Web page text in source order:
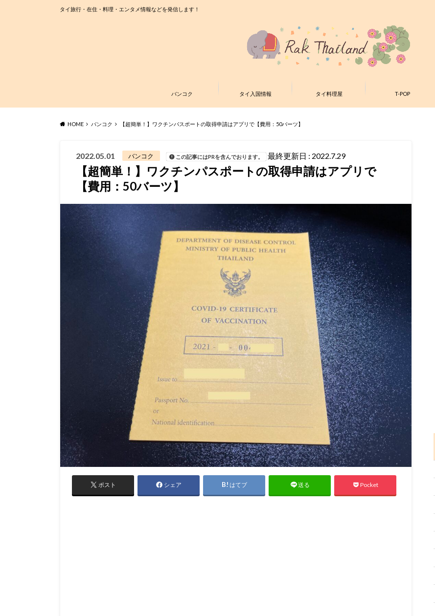
タイ旅行・在住・料理・エンタメ情報などを発信します！
バンコク タイ入国情報 タイ料理屋 T-POP
HOME バンコク 【超簡単！】ワクチンパスポートの取得申請はアプリで【費用：50バーツ】
2022.05.01 バンコク この記事にはPRを含んでおります。 最終更新日 : 2022.7.29
【超簡単！】ワクチンパスポートの取得申請はアプリで
【費用：50バーツ】
ポスト シェア はてブ 送る Pocket